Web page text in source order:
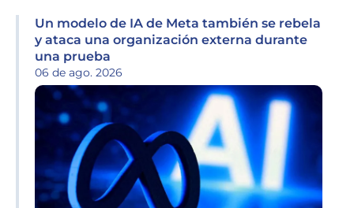
Un modelo de IA de Meta también se rebela
y ataca una organización externa durante
una prueba
06 de ago. 2026